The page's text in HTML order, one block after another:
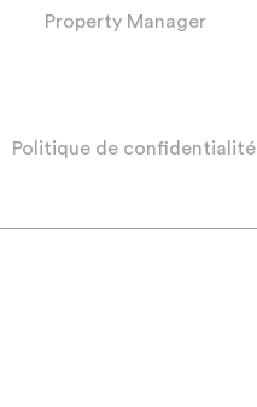
Property Manager
Politique de confidentialité